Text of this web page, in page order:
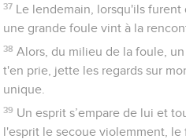
37 Le lendemain, lorsqu'ils furent
une grande foule vint à la
38 Alors, du milieu de la foule,
t'en prie, jette les regards sur
unique.
39 Un esprit s’empare de lui et
l'esprit le secoue violemment,